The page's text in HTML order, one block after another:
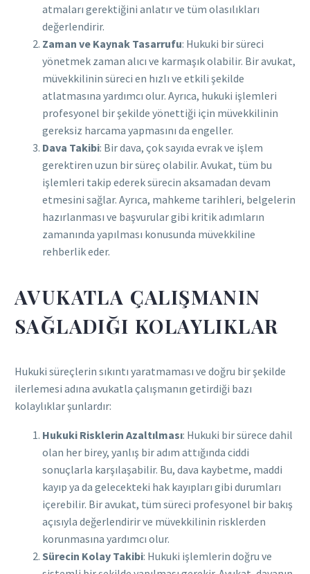
atmaları gerektiğini anlatır ve tüm olasılıkları
değerlendirir.
Zaman ve Kaynak Tasarrufu: Hukuki bir süreci
yönetmek zaman alıcı ve karmaşık olabilir. Bir avukat,
müvekkilinin süreci en hızlı ve etkili şekilde
atlatmasına yardımcı olur. Ayrıca, hukuki işlemleri
profesyonel bir şekilde yönettiği için müvekkilinin
gereksiz harcama yapmasını da engeller.
Dava Takibi: Bir dava, çok sayıda evrak ve işlem
gerektiren uzun bir süreç olabilir. Avukat, tüm bu
işlemleri takip ederek sürecin aksamadan devam
etmesini sağlar. Ayrıca, mahkeme tarihleri, belgelerin
hazırlanması ve başvurular gibi kritik adımların
zamanında yapılması konusunda müvekkiline
rehberlik eder.
AVUKATLA ÇALIŞMANIN
SAĞLADIĞI KOLAYLIKLAR
Hukuki süreçlerin sıkıntı yaratmaması ve doğru bir şekilde
ilerlemesi adına avukatla çalışmanın getirdiği bazı
kolaylıklar şunlardır:
Hukuki Risklerin Azaltılması: Hukuki bir sürece dahil
olan her birey, yanlış bir adım attığında ciddi
sonuçlarla karşılaşabilir. Bu, dava kaybetme, maddi
kayıp ya da gelecekteki hak kayıpları gibi durumları
içerebilir. Bir avukat, tüm süreci profesyonel bir bakış
açısıyla değerlendirir ve müvekkilinin risklerden
korunmasına yardımcı olur.
Sürecin Kolay Takibi: Hukuki işlemlerin doğru ve